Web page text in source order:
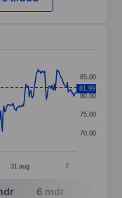
categories.
values. Data
31 aug 7
70,00
75,00
80,00
85,00
81,99
6 mdr